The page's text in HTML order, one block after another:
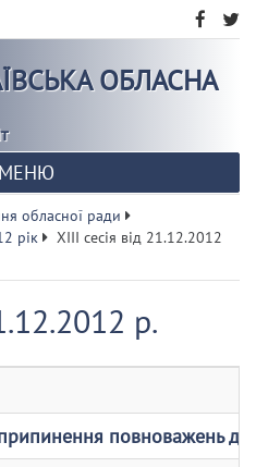
ОБЛАСНА
МЕНЮ
обласної ради
рік
ХІІІ сесія від 21.12.2012
р.
повноважень